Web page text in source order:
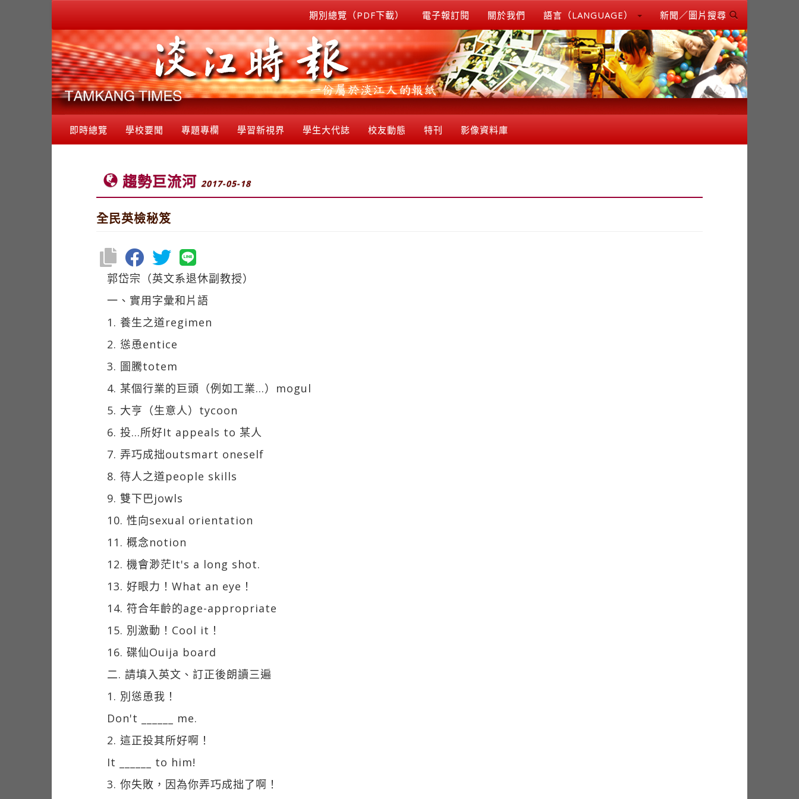
期別總覽（PDF下載） 電子報訂閱 關於我們 語言（LANGUAGE） 新聞／圖片搜尋
即時總覽 學校要聞 專題專欄 學習新視界 學生大代誌 校友動態 特刊 影像資料庫
趨勢巨流河 2017-05-18
全民英檢秘笈
郭岱宗（英文系退休副教授）
一、實用字彙和片語
1. 養生之道regimen
2. 慫恿entice
3. 圖騰totem
4. 某個行業的巨頭（例如工業…）mogul
5. 大亨（生意人）tycoon
6. 投…所好It appeals to 某人
7. 弄巧成拙outsmart oneself
8. 待人之道people skills
9. 雙下巴jowls
10. 性向sexual orientation
11. 概念notion
12. 機會渺茫It's a long shot.
13. 好眼力！What an eye！
14. 符合年齡的age-appropriate
15. 別激動！Cool it！
16. 碟仙Ouija board
二. 請填入英文、訂正後朗讀三遍
1. 別慫恿我！
Don't ______ me.
2. 這正投其所好啊！
It ______ to him!
3. 你失敗，因為你弄巧成拙了啊！